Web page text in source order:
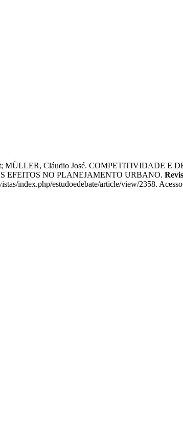
MÜLLER, Cláudio José. COMPETITIVIDADE
EFEITOS NO PLANEJAMENTO URBANO.
index.php/estudoedebate/article/view/2358.